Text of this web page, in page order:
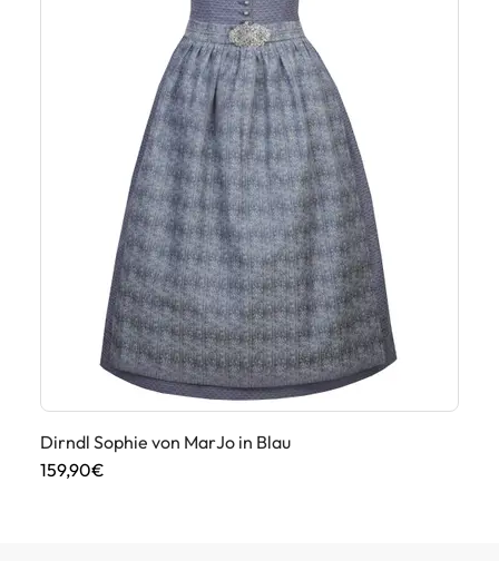
Dirndl Sophie von MarJo in Blau
159,90€